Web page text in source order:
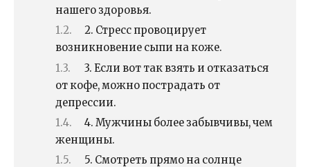
нашего здоровья.
2. Стресс провоцирует
возникновение сыпи на коже.
3. Если вот так взять и отказаться
от кофе, можно пострадать от
депрессии.
4. Мужчины более забывчивы, чем
женщины.
5. Смотреть прямо на солнце